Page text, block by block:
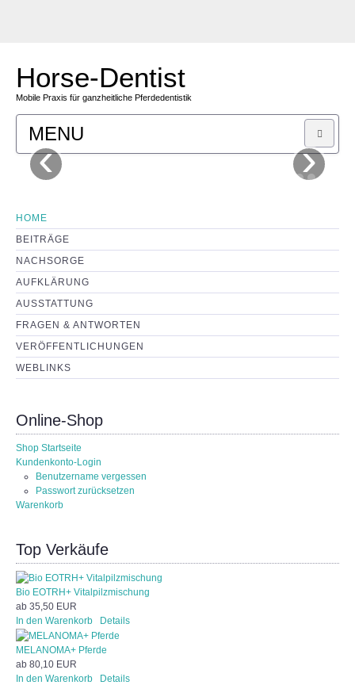
Horse-Dentist
Mobile Praxis für ganzheitliche Pferdedentistik
MENU
SHOP
LEISTUNGEN
KOSTEN
MOTIVATION
KONTAKT
‹ ›
HOME
BEITRÄGE
NACHSORGE
AUFKLÄRUNG
AUSSTATTUNG
FRAGEN & ANTWORTEN
VERÖFFENTLICHUNGEN
WEBLINKS
Online-Shop
Shop Startseite
Kundenkonto-Login
Benutzername vergessen
Passwort zurücksetzen
Warenkorb
Top Verkäufe
Bio EOTRH+ Vitalpilzmischung
ab 35,50 EUR
In den Warenkorb
Details
MELANOMA+ Pferde
ab 80,10 EUR
In den Warenkorb
Details